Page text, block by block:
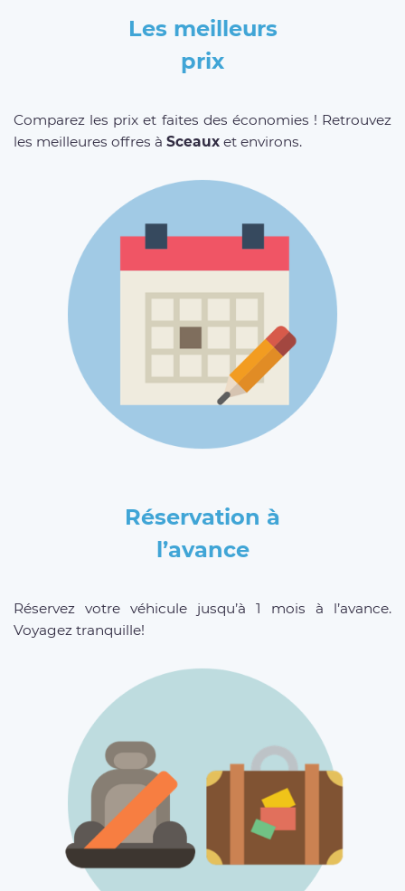
Les meilleurs
prix
Comparez les prix et faites des économies ! Retrouvez
les meilleures offres à Sceaux et environs.
Réservation à
l’avance
Réservez votre véhicule jusqu’à 1 mois à l’avance.
Voyagez tranquille!